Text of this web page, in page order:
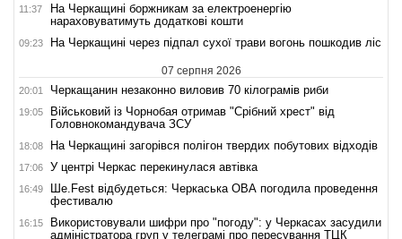
11:37
На Черкащині боржникам за електроенергію
нараховуватимуть додаткові кошти
09:23 На Черкащині через підпал сухої трави вогонь пошкодив ліс
07 серпня 2026
20:01 Черкащанин незаконно виловив 70 кілограмів риби
19:05
Військовий із Чорнобая отримав "Срібний хрест" від
Головнокомандувача ЗСУ
18:08 На Черкащині загорівся полігон твердих побутових відходів
17:06 У центрі Черкас перекинулася автівка
16:49
Ше.Fest відбудеться: Черкаська ОВА погодила проведення
фестивалю
16:15
Використовували шифри про "погоду": у Черкасах засудили
адміністратора груп у телеграмі про пересування ТЦК